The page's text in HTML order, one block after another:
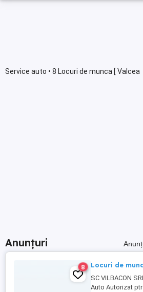
Service auto • 8 Locuri de munca [ Valcea
Anunțuri
8 Locuri de
SC VILBACON
Auto Autorizat